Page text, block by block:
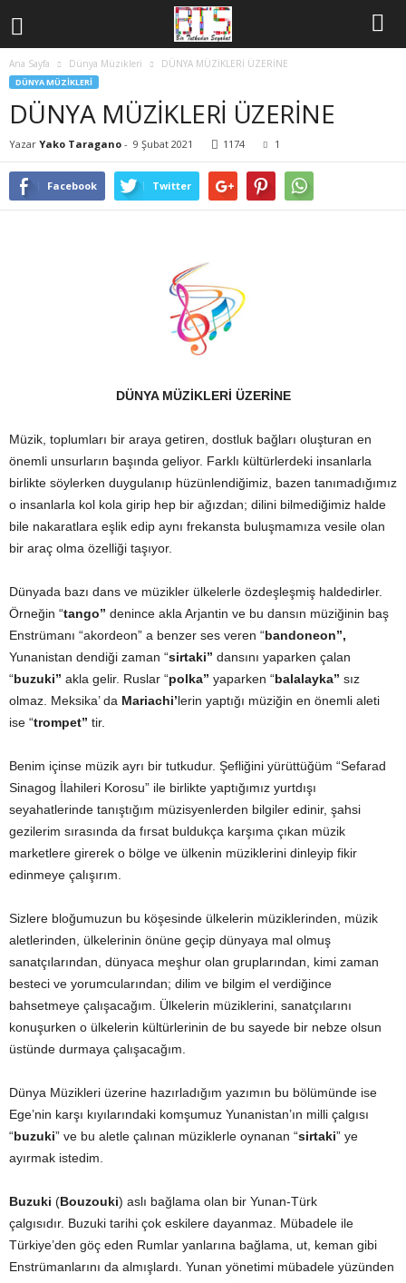
Ana Sayfa Dünya Müzikleri DÜNYA MÜZİKLERİ ÜZERİNE
DÜNYA MÜZIKLERI
DÜNYA MÜZİKLERİ ÜZERİNE
Yazar Yako Taragano - 9 Şubat 2021 1174 1
Facebook Twitter
DÜNYA MÜZİKLERİ ÜZERİNE
Müzik, toplumları bir araya getiren, dostluk bağları oluşturan en
önemli unsurların başında geliyor. Farklı kültürlerdeki insanlarla
birlikte söylerken duygulanıp hüzünlendiğimiz, bazen tanımadığımız
o insanlarla kol kola girip hep bir ağızdan; dilini bilmediğimiz halde
bile nakaratlara eşlik edip aynı frekansta buluşmamıza vesile olan
bir araç olma özelliği taşıyor.
Dünyada bazı dans ve müzikler ülkelerle özdeşleşmiş haldedirler.
Örneğin “tango” denince akla Arjantin ve bu dansın müziğinin baş
Enstrümanı “akordeon” a benzer ses veren “bandoneon”,
Yunanistan dendiği zaman “sirtaki” dansını yaparken çalan
“buzuki” akla gelir. Ruslar “polka” yaparken “balalayka” sız
olmaz. Meksika’ da Mariachi’lerin yaptığı müziğin en önemli aleti
ise “trompet” tir.
Benim içinse müzik ayrı bir tutkudur. Şefliğini yürüttüğüm “Sefarad
Sinagog İlahileri Korosu” ile birlikte yaptığımız yurtdışı
seyahatlerinde tanıştığım müzisyenlerden bilgiler edinir, şahsi
gezilerim sırasında da fırsat buldukça karşıma çıkan müzik
marketlere girerek o bölge ve ülkenin müziklerini dinleyip fikir
edinmeye çalışırım.
Sizlere bloğumuzun bu köşesinde ülkelerin müziklerinden, müzik
aletlerinden, ülkelerinin önüne geçip dünyaya mal olmuş
sanatçılarından, dünyaca meşhur olan gruplarından, kimi zaman
besteci ve yorumcularından; dilim ve bilgim el verdiğince
bahsetmeye çalışacağım. Ülkelerin müziklerini, sanatçılarını
konuşurken o ülkelerin kültürlerinin de bu sayede bir nebze olsun
üstünde durmaya çalışacağım.
Dünya Müzikleri üzerine hazırladığım yazımın bu bölümünde ise
Ege’nin karşı kıyılarındaki komşumuz Yunanistan’ın milli çalgısı
“buzuki” ve bu aletle çalınan müziklerle oynanan “sirtaki” ye
ayırmak istedim.
Buzuki (Bouzouki) aslı bağlama olan bir Yunan-Türk
çalgısıdır. Buzuki tarihi çok eskilere dayanmaz. Mübadele ile
Türkiye’den göç eden Rumlar yanlarına bağlama, ut, keman gibi
Enstrümanlarını da almışlardı. Yunan yönetimi mübadele yüzünden